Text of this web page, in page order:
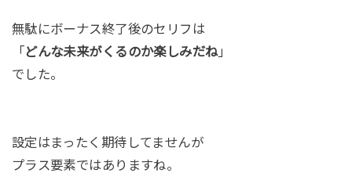
無駄にボーナス終了後のセリフは
「どんな未来がくるのか楽しみだね」
でした。
設定はまったく期待してませんが
プラス要素ではありますね。